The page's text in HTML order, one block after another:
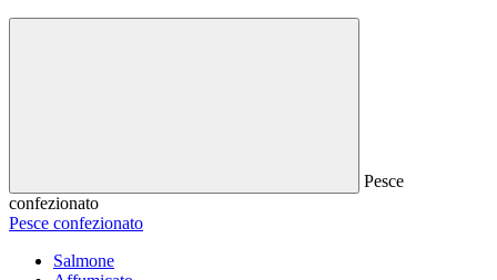
Pesce
confezionato
Pesce confezionato
Salmone